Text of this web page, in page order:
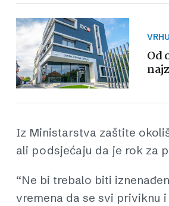
Od
Iz Ministarstva zaštite
ali podsjećaju da je rok za
“Ne bi trebalo biti
vremena da se svi priviknu